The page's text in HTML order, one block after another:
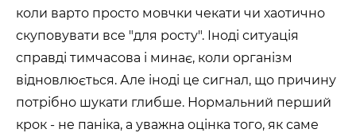
коли варто просто мовчки чекати чи хаотично
скуповувати все "для росту". Іноді ситуація
справді тимчасова і минає, коли організм
відновлюється. Але іноді це сигнал, що причину
потрібно шукати глибше. Нормальний перший
крок - не паніка, а уважна оцінка того, як саме